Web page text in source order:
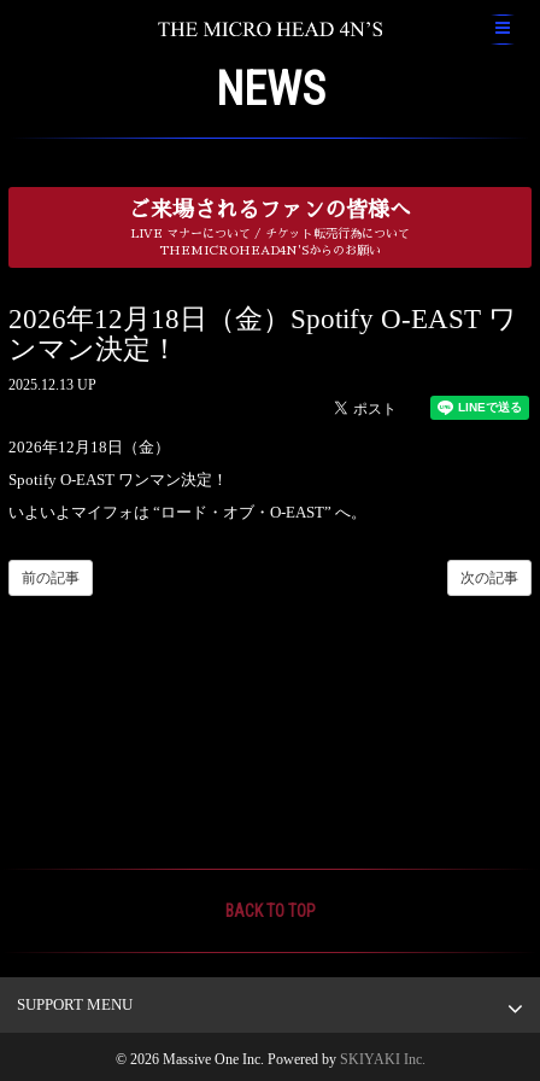
NEWS
ご来場されるファンの皆様へ
LIVE マナーについて / チケット転売行為について
THEMICROHEAD4N'Sからのお願い
2026年12月18日（金）Spotify O-EAST ワ
ンマン決定！
2025.12.13 UP
2026年12月18日（金）
Spotify O-EAST ワンマン決定！
いよいよマイフォは “ロード・オブ・O-EAST” へ。
次の記事
前の記事
BACK TO TOP
SUPPORT MENU
© 2026 Massive One Inc. Powered by SKIYAKI Inc.